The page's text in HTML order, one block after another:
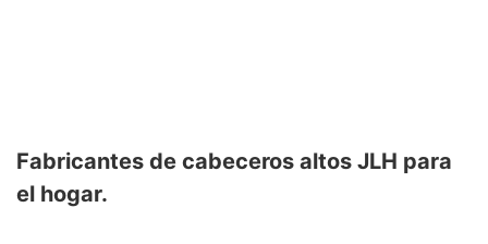
Fabricantes de cabeceros altos JLH para
el hogar.